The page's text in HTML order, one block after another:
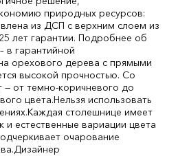
природных ресурсов:
из ДСП с верхним слоем из
лет гарантии. Подробнее об
в гарантийной
орехового дерева с прямыми
высокой прочностью. Со
— от темно-коричневого до
цвета.Нельзя использовать
Каждая столешнице имеет
и естественные вариации цвета
очарование
Дизайнер